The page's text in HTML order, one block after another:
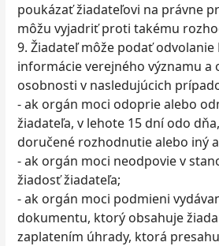
poukázať žiadateľovi na právne
môžu vyjadriť proti takému
9. Žiadateľ môže podať
informácie verejného významu a
osobnosti v nasledujúcich
- ak orgán moci odoprie alebo
žiadateľa, v lehote 15 dní odo
doručené rozhodnutie alebo iný
- ak orgán moci neodpovie v
žiadosť žiadateľa;
- ak orgán moci podmieni
dokumentu, ktorý obsahuje
zaplatením úhrady, ktorá